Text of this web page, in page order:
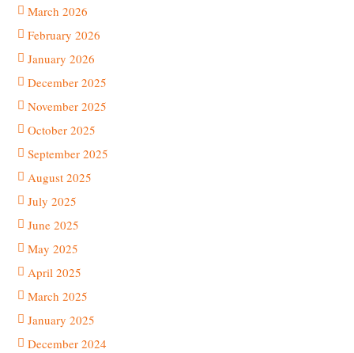
March 2026
February 2026
January 2026
December 2025
November 2025
October 2025
September 2025
August 2025
July 2025
June 2025
May 2025
April 2025
March 2025
January 2025
December 2024